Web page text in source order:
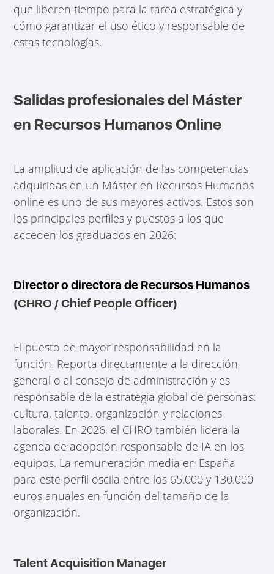
que liberen tiempo para la tarea estratégica y
cómo garantizar el uso ético y responsable de
estas tecnologías.
Salidas profesionales del Máster
en Recursos Humanos Online
La amplitud de aplicación de las competencias
adquiridas en un Máster en Recursos Humanos
online es uno de sus mayores activos. Estos son
los principales perfiles y puestos a los que
acceden los graduados en 2026:
Director o directora de Recursos Humanos
(CHRO / Chief People Officer)
El puesto de mayor responsabilidad en la
función. Reporta directamente a la dirección
general o al consejo de administración y es
responsable de la estrategia global de personas:
cultura, talento, organización y relaciones
laborales. En 2026, el CHRO también lidera la
agenda de adopción responsable de IA en los
equipos. La remuneración media en España
para este perfil oscila entre los 65.000 y 130.000
euros anuales en función del tamaño de la
organización.
Talent Acquisition Manager